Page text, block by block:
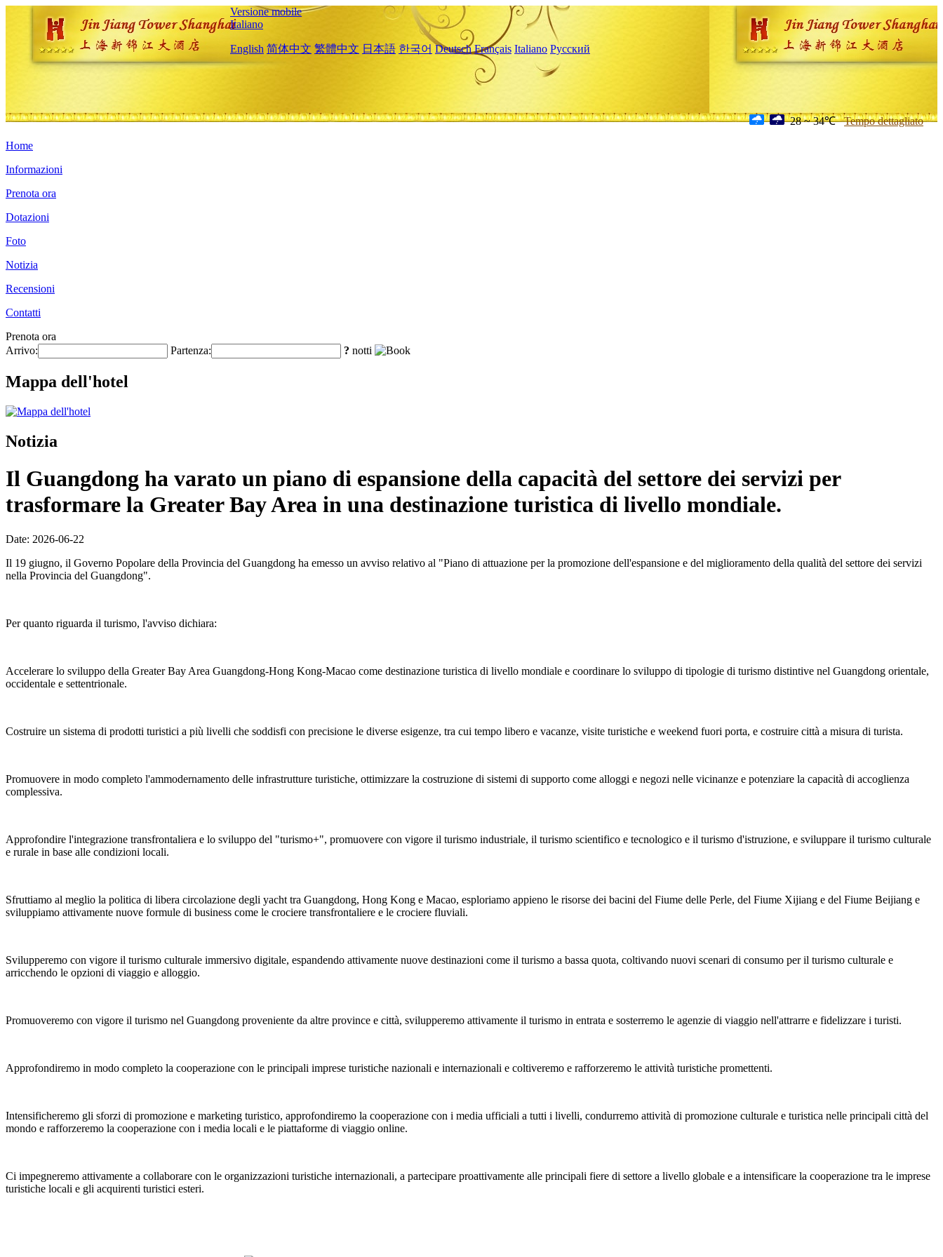
Versione mobile
Italiano
English 简体中文 繁體中文 日本語 한국어 Deutsch Français Italiano Русский
28 ~ 34℃ Tempo dettagliato
Home
Informazioni
Prenota ora
Dotazioni
Foto
Notizia
Recensioni
Contatti
Prenota ora
Arrivo:
Partenza: ? notti
Mappa dell'hotel
Notizia
Il Guangdong ha varato un piano di espansione della capacità del settore dei servizi per
trasformare la Greater Bay Area in una destinazione turistica di livello mondiale.
Date: 2026-06-22
Il 19 giugno, il Governo Popolare della Provincia del Guangdong ha emesso un avviso relativo al "Piano di attuazione per la promozione dell'espansione e del miglioramento della qualità del settore dei servizi
nella Provincia del Guangdong".
Per quanto riguarda il turismo, l'avviso dichiara:
Accelerare lo sviluppo della Greater Bay Area Guangdong-Hong Kong-Macao come destinazione turistica di livello mondiale e coordinare lo sviluppo di tipologie di turismo distintive nel Guangdong orientale,
occidentale e settentrionale.
Costruire un sistema di prodotti turistici a più livelli che soddisfi con precisione le diverse esigenze, tra cui tempo libero e vacanze, visite turistiche e weekend fuori porta, e costruire città a misura di turista.
Promuovere in modo completo l'ammodernamento delle infrastrutture turistiche, ottimizzare la costruzione di sistemi di supporto come alloggi e negozi nelle vicinanze e potenziare la capacità di accoglienza
complessiva.
Approfondire l'integrazione transfrontaliera e lo sviluppo del "turismo+", promuovere con vigore il turismo industriale, il turismo scientifico e tecnologico e il turismo d'istruzione, e sviluppare il turismo culturale
e rurale in base alle condizioni locali.
Sfruttiamo al meglio la politica di libera circolazione degli yacht tra Guangdong, Hong Kong e Macao, esploriamo appieno le risorse dei bacini del Fiume delle Perle, del Fiume Xijiang e del Fiume Beijiang e
sviluppiamo attivamente nuove formule di business come le crociere transfrontaliere e le crociere fluviali.
Svilupperemo con vigore il turismo culturale immersivo digitale, espandendo attivamente nuove destinazioni come il turismo a bassa quota, coltivando nuovi scenari di consumo per il turismo culturale e
arricchendo le opzioni di viaggio e alloggio.
Promuoveremo con vigore il turismo nel Guangdong proveniente da altre province e città, svilupperemo attivamente il turismo in entrata e sosterremo le agenzie di viaggio nell'attrarre e fidelizzare i turisti.
Approfondiremo in modo completo la cooperazione con le principali imprese turistiche nazionali e internazionali e coltiveremo e rafforzeremo le attività turistiche promettenti.
Intensificheremo gli sforzi di promozione e marketing turistico, approfondiremo la cooperazione con i media ufficiali a tutti i livelli, condurremo attività di promozione culturale e turistica nelle principali città del
mondo e rafforzeremo la cooperazione con i media locali e le piattaforme di viaggio online.
Ci impegneremo attivamente a collaborare con le organizzazioni turistiche internazionali, a partecipare proattivamente alle principali fiere di settore a livello globale e a intensificare la cooperazione tra le imprese
turistiche locali e gli acquirenti turistici esteri.